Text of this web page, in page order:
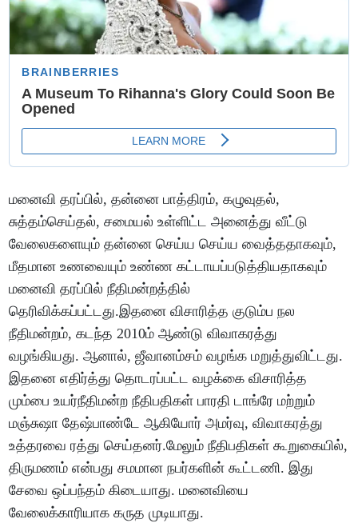
மனைவி தரப்பில், தன்னை பாத்திரம், கழுவுதல்,
சுத்தம்செய்தல், சமையல் உள்ளிட்ட அனைத்து வீட்டு
வேலைகளையும் தன்னை செய்ய செய்ய வைத்ததாகவும்,
மீதமான உணவையும் உண்ண கட்டாயப்படுத்தியதாகவும்
மனைவி தரப்பில் நீதிமன்றத்தில்
தெரிவிக்கப்பட்டது.இதனை விசாரித்த குடும்ப நல
நீதிமன்றம், கடந்த 2010ம் ஆண்டு விவாகரத்து
வழங்கியது. ஆனால், ஜீவானம்சம் வழங்க மறுத்துவிட்டது.
இதனை எதிர்த்து தொடரப்பட்ட வழக்கை விசாரித்த
மும்பை உயர்நீதிமன்ற நீதிபதிகள் பாரதி டாங்ரே மற்றும்
மஞ்சுஷா தேஷ்பாண்டே ஆகியோர் அமர்வு, விவாகரத்து
உத்தரவை ரத்து செய்தனர்.மேலும் நீதிபதிகள் கூறுகையில்,
திருமணம் என்பது சமமான நபர்களின் கூட்டணி. இது
சேவை ஒப்பந்தம் கிடையாது. மனைவியை
வேலைக்காரியாக கருத முடியாது.